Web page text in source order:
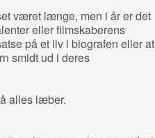
været længe, men i år er det
eller filmskaberens
på et liv i biografen eller at
smidt ud i deres
alles læber.